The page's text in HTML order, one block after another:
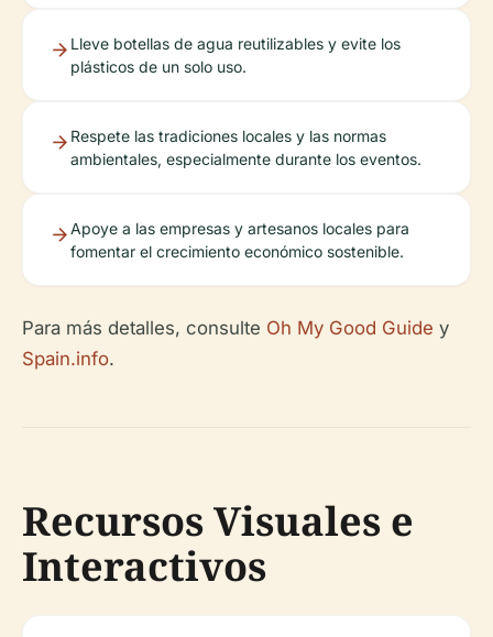
Lleve botellas de agua reutilizables y evite los
plásticos de un solo uso.
Respete las tradiciones locales y las normas
ambientales, especialmente durante los eventos.
Apoye a las empresas y artesanos locales para
fomentar el crecimiento económico sostenible.
Para más detalles, consulte Oh My Good Guide y
Spain.info.
Recursos Visuales e
Interactivos